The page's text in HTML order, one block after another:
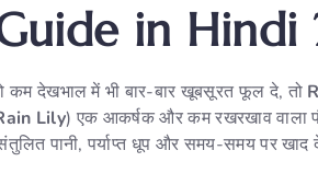
in
कम देखभाल में भी बार-बार खूबसूरत फूल दे, तो
Lily) एक आकर्षक और कम रखरखाव वाला
पानी, पर्याप्त धूप और समय-समय पर